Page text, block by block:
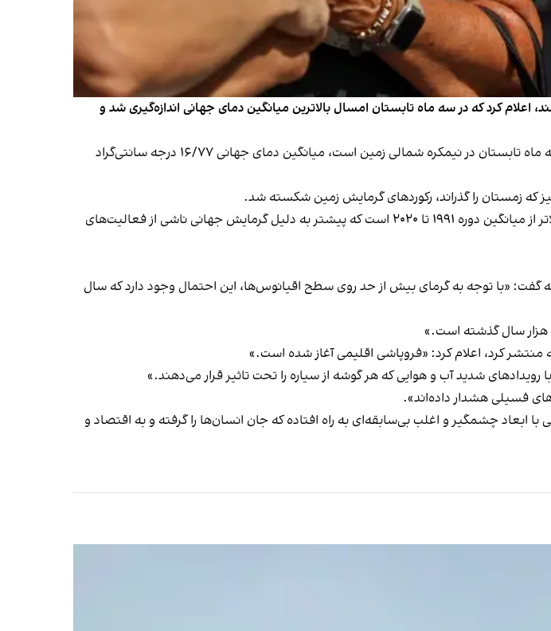
اعلام کرد که در سه ماه تابستان امسال بالاترین میانگین دمای جهانی اندازه‌گیری شد و
کوپرنیک روز چهارشنبه ۱۵ شهریور اعلام کرد که در ماه‌های ژوئن، ژوییه و اوت ۲۰۲۳ که سه ماه تابستان در نیمکره شمالی زمین است، میانگین دمای جهانی ۱۶/۷۷ درجه سانتی‌گراد
که زمستان را گذراند، رکوردهای گرمایش زمین شکسته شد.
میانگین میزان دمای هوا در نیمکره شمالی در تابستان امسال، ۰/۶۶ درجه سانتیگراد بالاتر از میانگین دوره ۱۹۹۱ تا ۲۰۲۰ است که پیشتر به دلیل گرمایش جهانی ناشی از فعالیت‌های
گفت: «با توجه به گرمای بیش از حد روی سطح اقیانوس‌ها، این احتمال وجود دارد که سال
منتشر کرد، اعلام کرد: «فروپاشی اقلیمی آغاز شده است.»
رویدادهای شدید آب و هوایی که هر گوشه از سیاره را تحت تاثیر قرار می‌دهند.»
فسیلی هشدار داده‌اند».
چشمگیر و اغلب بی‌سابقه‌ای به راه افتاده که جان انسان‌ها را گرفته و به اقتصاد و